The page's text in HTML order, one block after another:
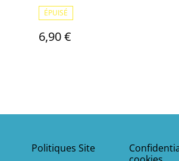
ÉPUISÉ
6,90 €
Politiques Site